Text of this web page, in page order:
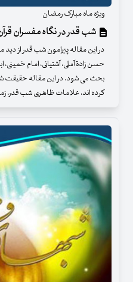
ویژه ماه مبارک رمضان
شب قدر در نگاه مفسران
در این مقاله پیرامون شب قدر از دید
حسن زادة آملی، آشتیانی، امام
بحث می شود. در این مقاله حقیقت
کرده اند، علامات ظاهری شب قدر،